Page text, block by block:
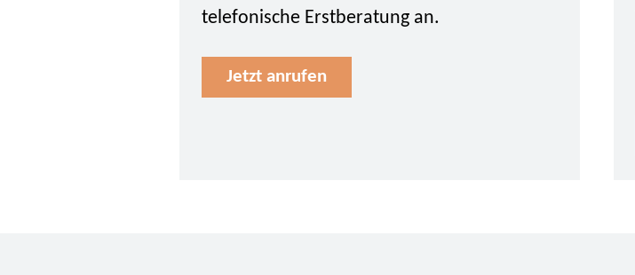
telefonische Erstberatung an.
Jetzt anrufen